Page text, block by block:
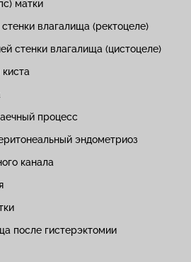
матки
влагалища (ректоцеле)
стенки влагалища (цистоцеле)
процесс
эндометриоз
канала
после гистерэктомии